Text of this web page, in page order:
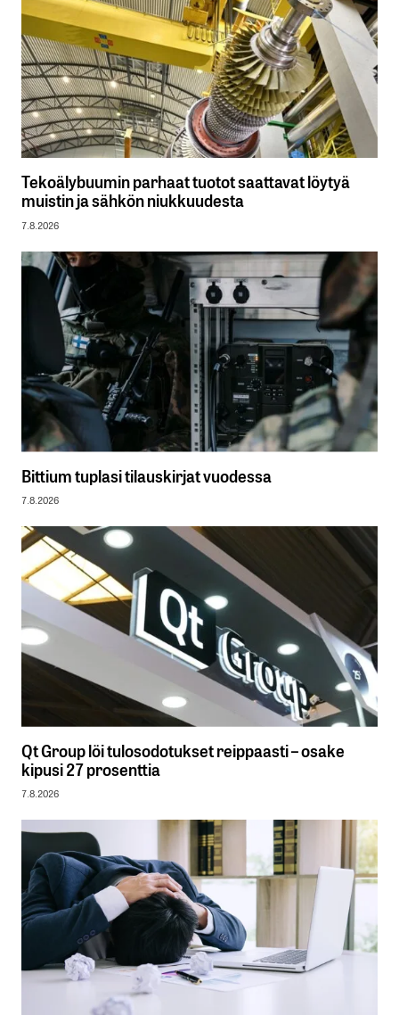
Tekoälybuumin parhaat tuotot saattavat löytyä
muistin ja sähkön niukkuudesta
7.8.2026
Bittium tuplasi tilauskirjat vuodessa
7.8.2026
Qt Group löi tulosodotukset reippaasti – osake
kipusi 27 prosenttia
7.8.2026